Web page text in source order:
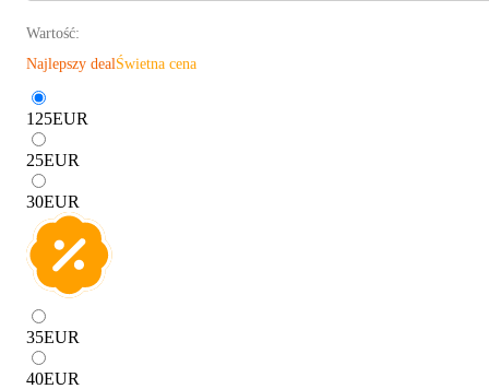
Wartość:
Najlepszy deal Świetna cena
125EUR
25EUR
30EUR
35EUR
40EUR